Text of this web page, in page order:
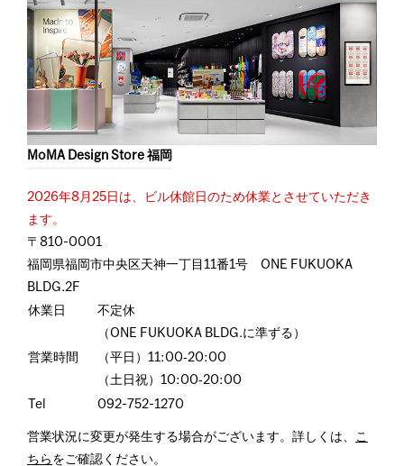
MoMA Design Store 福岡
2026年8月25日は、ビル休館日のため休業とさせていただき
ます。
〒810-0001
福岡県福岡市中央区天神一丁目11番1号 ONE FUKUOKA
BLDG.2F
休業日
不定休
（ONE FUKUOKA BLDG.に準ずる）
営業時間
（平日）11:00‐20:00
（土日祝）10:00‐20:00
Tel
092-752-1270
営業状況に変更が発生する場合がございます。詳しくは、 こ
ちら をご確認ください。